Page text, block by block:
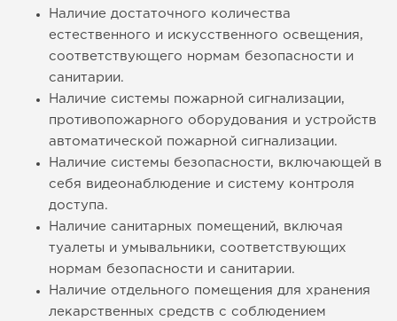
Наличие достаточного количества
естественного и искусственного освещения,
соответствующего нормам безопасности и
санитарии.
Наличие системы пожарной сигнализации,
противопожарного оборудования и устройств
автоматической пожарной сигнализации.
Наличие системы безопасности, включающей в
себя видеонаблюдение и систему контроля
доступа.
Наличие санитарных помещений, включая
туалеты и умывальники, соответствующих
нормам безопасности и санитарии.
Наличие отдельного помещения для хранения
лекарственных средств с соблюдением